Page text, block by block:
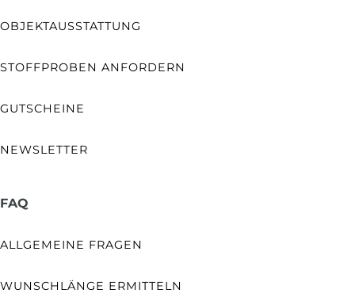
OBJEKTAUSSTATTUNG
STOFFPROBEN ANFORDERN
GUTSCHEINE
NEWSLETTER
FAQ
ALLGEMEINE FRAGEN
WUNSCHLÄNGE ERMITTELN